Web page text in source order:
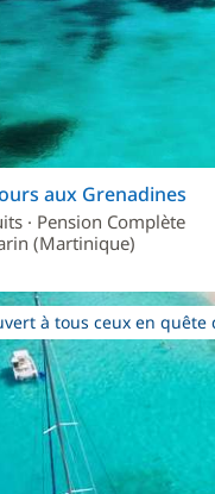
aux Grenadines
· Pension Complète
(Martinique)
à tous ceux en quête